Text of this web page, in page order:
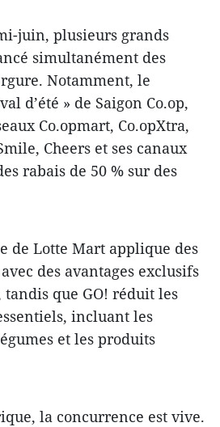
juin, plusieurs grands
simultanément des
Notamment, le
d’été » de Saigon Co.op,
Co.opmart, Co.opXtra,
Cheers et ses canaux
rabais de 50 % sur des
de Lotte Mart applique des
des avantages exclusifs
tandis que GO! réduit les
incluant les
et les produits
la concurrence est vive.